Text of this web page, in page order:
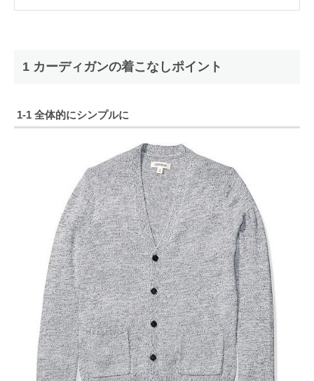
1 カーディガンの着こなしポイント
1-1 全体的にシンプルに